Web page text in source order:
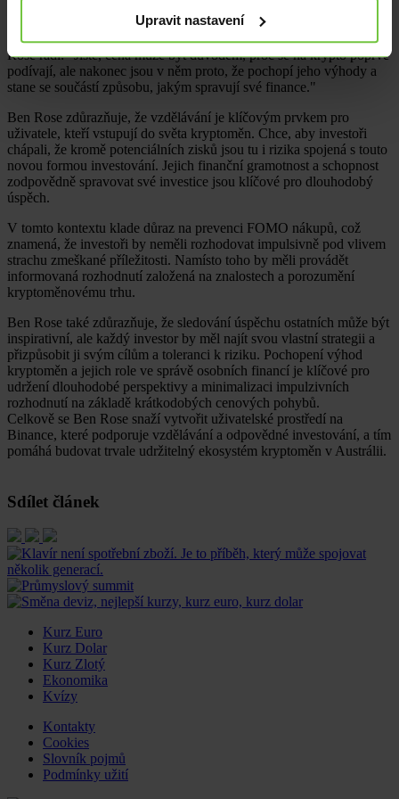
Upravit nastavení
Rose radí: "Jistě, cena může být důvodem, proč se na krypto poprvé
podívají, ale nakonec jsou v něm proto, že pochopí jeho výhody a
stane se součástí způsobu, jakým spravují své finance."
Ben Rose zdůrazňuje, že vzdělávání je klíčovým prvkem pro
uživatele, kteří vstupují do světa kryptoměn. Chce, aby investoři
chápali, že kromě potenciálních zisků jsou tu i rizika spojená s touto
novou formou investování. Jejich finanční gramotnost a schopnost
zodpovědně spravovat své investice jsou klíčové pro dlouhodobý
úspěch.
V tomto kontextu klade důraz na prevenci FOMO nákupů, což
znamená, že investoři by neměli rozhodovat impulsivně pod vlivem
strachu zmeškané příležitosti. Namísto toho by měli provádět
informovaná rozhodnutí založená na znalostech a porozumění
kryptoměnovému trhu.
Ben Rose také zdůrazňuje, že sledování úspěchu ostatních může být
inspirativní, ale každý investor by měl najít svou vlastní strategii a
přizpůsobit ji svým cílům a toleranci k riziku. Pochopení výhod
kryptoměn a jejich role ve správě osobních financí je klíčové pro
udržení dlouhodobé perspektivy a minimalizaci impulzivních
rozhodnutí na základě krátkodobých cenových pohybů.
Celkově se Ben Rose snaží vytvořit uživatelské prostředí na
Binance, které podporuje vzdělávání a odpovědné investování, a tím
pomáhá budovat trvale udržitelný ekosystém kryptoměn v Austrálii.
Sdílet článek
Kurz Euro
Kurz Dolar
Kurz Zlotý
Ekonomika
Kvízy
Kontakty
Cookies
Slovník pojmů
Podmínky užití